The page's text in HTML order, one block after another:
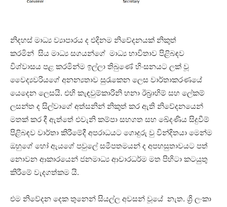
නිදහස් මාධ්‍ය ව්‍යාපාරය ද එදිනම නිවේදනයක් නිකුත්
කරමින් සිය මාධ්‍ය සගයන්ගේ මාධ්‍ය භාවිතාව පිළිබඳව
විශ්වාසය පළ කරමින්ම ඉල්ලා තිබුණේ හිංසනයට ලක් වූ
වෛද්‍යවරියගේ අනන්‍යතාව සුරැකෙන ලෙස වාර්තාකරණයේ
යෙදෙන ලෙසයි. එහි කැඳවුම්කාරිනි හනා ඊබ්‍රාහිම් සහ ලේකම්
ලසන්ත ද සිල්වාගේ අත්සනින් නිකුත් කර ඇති නිවේදනයෙන්
මතක් කර දී ඇත්තේ එවැනි කම්පා සහගත සහ ඛේදණිය සිදුවීම්
පිළිබඳව වාර්තා කිරීමේදී අපරාධයට ගොදුරු වු වින්දිතයා මෙන්ම
ඔහුගේ හෝ ඇයගේ පවුලේ සමීපතමයන් ද අපහසුතාවයට පත්
නොවන ආකාරයෙන් ජනමාධ්‍ය ආචාරධර්ම මත පිහිටා කටයුතු
කිරීමේ වැදගත්කම යි.
එම නිවේදන දෙක තුනෙන් සියල්ල අවසන් වූයේ නැත. ශ්‍රි ලංකා